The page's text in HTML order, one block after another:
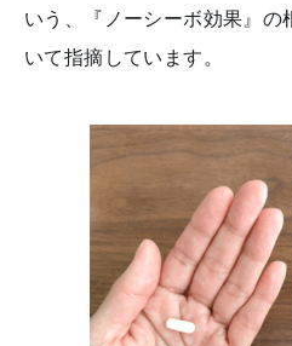
いう、『ノーシーボ効果』の
いて指摘しています。